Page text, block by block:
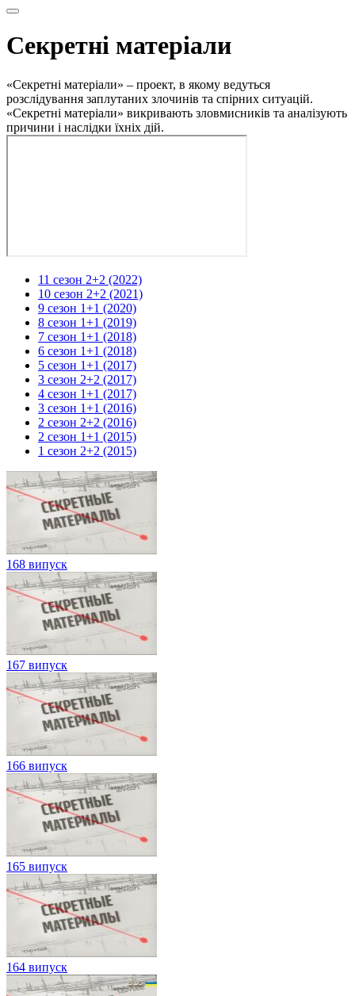
Секретні матеріали
«Секретні матеріали» – проект, в якому ведуться
розслідування заплутаних злочинів та спірних ситуацій.
«Секретні матеріали» викривають зловмисників та аналізують
причини і наслідки їхніх дій.
11 сезон 2+2 (2022)
10 сезон 2+2 (2021)
9 сезон 1+1 (2020)
8 сезон 1+1 (2019)
7 сезон 1+1 (2018)
6 сезон 1+1 (2018)
5 сезон 1+1 (2017)
3 сезон 2+2 (2017)
4 сезон 1+1 (2017)
3 сезон 1+1 (2016)
2 сезон 2+2 (2016)
2 сезон 1+1 (2015)
1 сезон 2+2 (2015)
168 випуск
167 випуск
166 випуск
165 випуск
164 випуск